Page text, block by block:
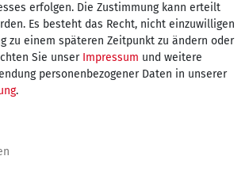
ab 75€
erfolgen. Die Zustimmung kann erteilt
Es besteht das Recht, nicht einzuwilligen
zu einem späteren Zeitpunkt zu ändern oder
Sie unser Impressum und weitere
personenbezogener Daten in unserer
.